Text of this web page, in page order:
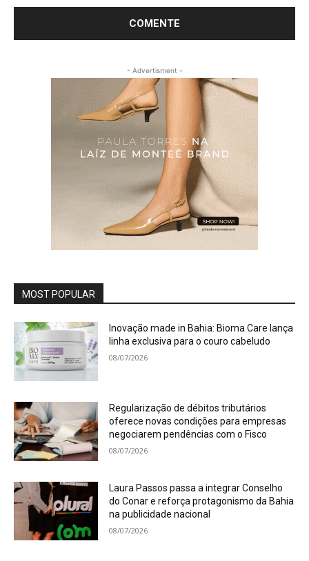
- Advertisment -
MOST POPULAR
Inovação made in Bahia: Bioma Care lança
linha exclusiva para o couro cabeludo
08/07/2026
Regularização de débitos tributários
oferece novas condições para empresas
negociarem pendências com o Fisco
08/07/2026
Laura Passos passa a integrar Conselho
do Conar e reforça protagonismo da Bahia
na publicidade nacional
08/07/2026